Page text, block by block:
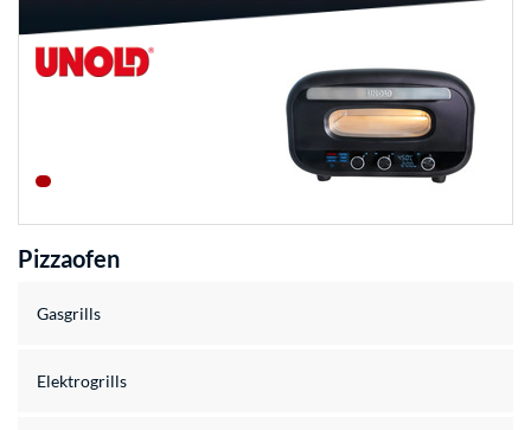
Pizzaofen
Gasgrills
Elektrogrills